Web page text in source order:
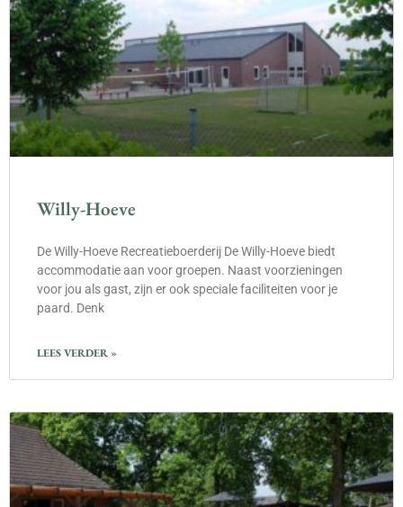
Willy-Hoeve
De Willy-Hoeve Recreatieboerderij De Willy-Hoeve biedt
accommodatie aan voor groepen. Naast voorzieningen
voor jou als gast, zijn er ook speciale faciliteiten voor je
paard. Denk
LEES VERDER »